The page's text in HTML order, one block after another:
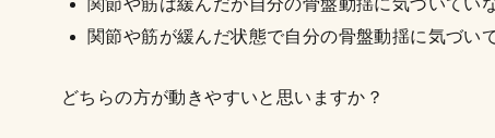
関節や筋は緩んだが自分の骨盤動揺に気づいてい
関節や筋が緩んだ状態で自分の骨盤動揺に気づい
どちらの方が動きやすいと思いますか？